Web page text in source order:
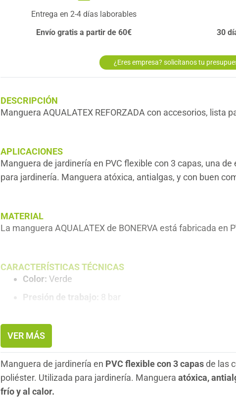
Entrega en 2-4 días laborables
Envío gratis a partir de 60€
30
¿Eres empresa? solicítanos tu
DESCRIPCIÓN
Manguera AQUALATEX REFORZADA con accesorios, lista
APLICACIONES
Manguera de jardinería en PVC flexible con 3 capas, una
para jardinería. Manguera atóxica, antialgas, y con buen
MATERIAL
La manguera AQUALATEX de BONERVA está fabricada en
CARACTERÍSTICAS TÉCNICAS
Color: Verde
Presión de trabajo: 8 bar
DATOS TÉCNICOS
Diámetro interior:15mm / 20mm
Diámetro exterior:20mm / 24mm (+/- 0.5)
VER MÁS
Manguera de jardinería en PVC flexible con 3 capasde las
poliéster. Utilizada para jardinería. Manguera atóxica,
frío y al calor.